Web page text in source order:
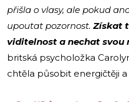
přišla o vlasy, ale pokud
upoutat pozornost.Získat
viditelnost a nechat svou
britská psycholožka
chtěla působit energičtěji a